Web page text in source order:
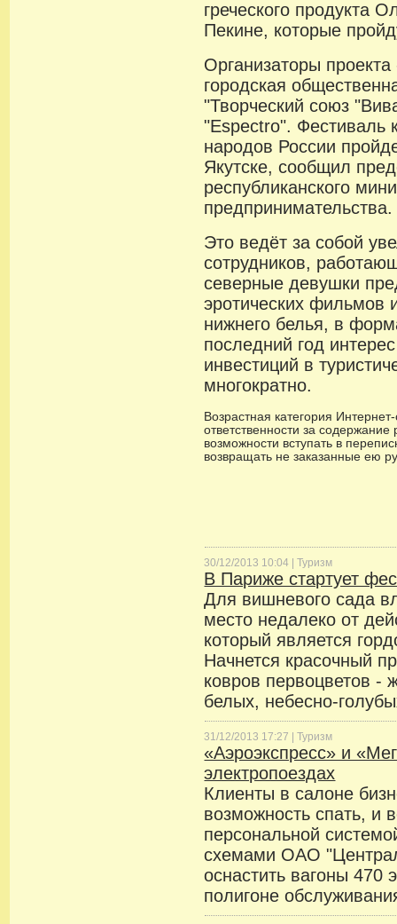
греческого продукта
Пекине, которые
Организаторы
городская
"Творческий союз
"Espectro". Фестиваль
народов России
Якутске, сообщил
республиканского
предпринимательства.
Это ведёт за собой
сотрудников,
северные девушки
эротических фильмов
нижнего белья, в
последний год
инвестиций в
многократно.
Возрастная категория
ответственности за
возможности вступать в
возвращать не заказанные ею
30/12/2013 10:04 |Туризм
В Париже стартует
Для вишневого сада
место недалеко от
который является
Начнется красочный
ковров первоцветов -
белых, небесно-
31/12/2013 17:27 |Туризм
«Аэроэкспресс» и
электропоездах
Клиенты в салоне
возможность спать, и
персональной
схемами ОАО
оснастить вагоны 470
полигоне